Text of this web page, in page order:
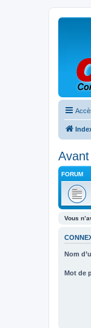
FORUM
Vous
Nom
Mot de